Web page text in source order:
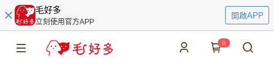
毛好多
立刻使用官方APP
開啟APP
0